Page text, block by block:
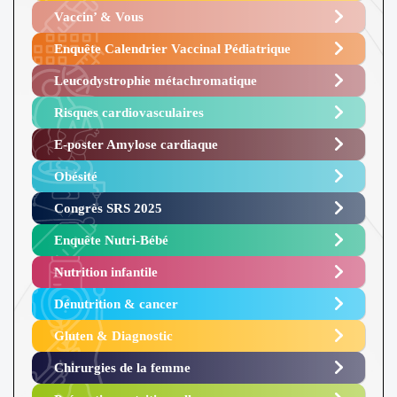
Vaccin’ & Vous
Enquête Calendrier Vaccinal Pédiatrique
Leucodystrophie métachromatique
Risques cardiovasculaires
E-poster Amylose cardiaque ​
Obésité ​
Congrès SRS 2025 ​
Enquête Nutri-Bébé ​
Nutrition infantile
Dénutrition & cancer
Gluten & Diagnostic
Chirurgies de la femme